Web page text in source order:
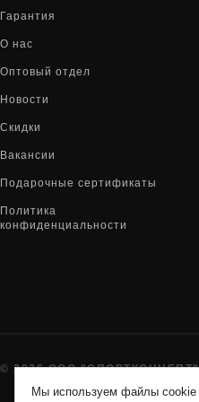
Гарантия
О нас
Оптовый отдел
Новости
Скидки
Вакансии
Подарочные сертификаты
Политика
конфиденциальности
© 2026 ООО
Мы используем файлы cookie